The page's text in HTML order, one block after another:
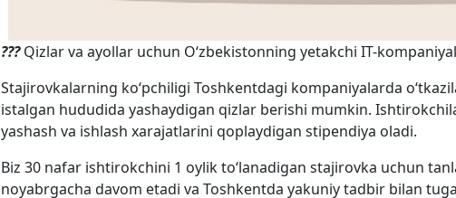
??‍?Qizlar va ayollar uchun O‘zbekistonning yetakchi IT-
Stajirovkalarning ko‘pchiligi Toshkentdagi kompaniyalarda
istalgan hududida yashaydigan qizlar berishi mumkin.
yashash va ishlash xarajatlarini qoplaydigan stipendiya oladi.
Biz 30 nafar ishtirokchini 1 oylik to‘lanadigan stajirovka uchun
noyabrgacha davom etadi va Toshkentda yakuniy tadbir bilan